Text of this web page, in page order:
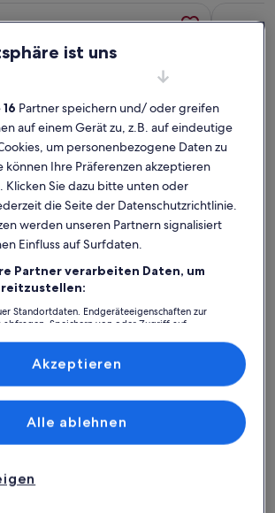
auf den Strand. Ferien bis
auf den Strand.
10 in Gilleleje - Northern
5 Schlafzimmer · 2+ Badezimmer
auf den Strand. Ferien bis
Schlossgarten:
mit Top-
Apartment Near City Center Of
Weitere
ist uns
16 Partner speichern und/ oder greifen
auf einem Gerät zu, z.B. auf eindeutige
um personenbezogene Daten zu
können Ihre Präferenzen akzeptieren
Klicken Sie dazu bitte unten oder
die Seite der Datenschutzrichtlinie.
werden unseren Partnern signalisiert
Einfluss auf Surfdaten.
Partner verarbeiten Daten, um
Standortdaten. Endgeräteeigenschaften zur
Speichern von oder Zugriff auf
Werbeleistung und der Performance von Inhalten,
sowie Entwicklung und Verbesserung von
(Lieferanten)
Alle ablehnen
Akzeptieren